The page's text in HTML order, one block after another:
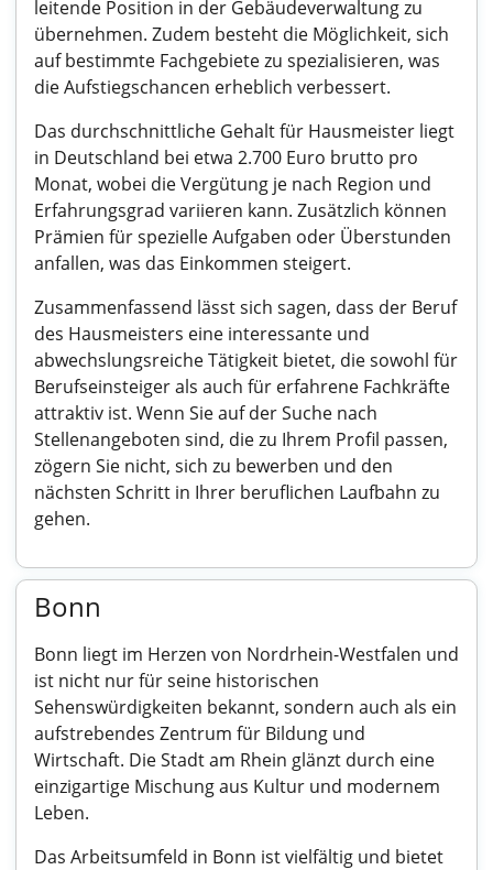
leitende Position in der Gebäudeverwaltung zu
übernehmen. Zudem besteht die Möglichkeit, sich
auf bestimmte Fachgebiete zu spezialisieren, was
die Aufstiegschancen erheblich verbessert.
Das durchschnittliche Gehalt für Hausmeister liegt
in Deutschland bei etwa 2.700 Euro brutto pro
Monat, wobei die Vergütung je nach Region und
Erfahrungsgrad variieren kann. Zusätzlich können
Prämien für spezielle Aufgaben oder Überstunden
anfallen, was das Einkommen steigert.
Zusammenfassend lässt sich sagen, dass der Beruf
des Hausmeisters eine interessante und
abwechslungsreiche Tätigkeit bietet, die sowohl für
Berufseinsteiger als auch für erfahrene Fachkräfte
attraktiv ist. Wenn Sie auf der Suche nach
Stellenangeboten sind, die zu Ihrem Profil passen,
zögern Sie nicht, sich zu bewerben und den
nächsten Schritt in Ihrer beruflichen Laufbahn zu
gehen.
Bonn
Bonn liegt im Herzen von Nordrhein-Westfalen und
ist nicht nur für seine historischen
Sehenswürdigkeiten bekannt, sondern auch als ein
aufstrebendes Zentrum für Bildung und
Wirtschaft. Die Stadt am Rhein glänzt durch eine
einzigartige Mischung aus Kultur und modernem
Leben.
Das Arbeitsumfeld in Bonn ist vielfältig und bietet